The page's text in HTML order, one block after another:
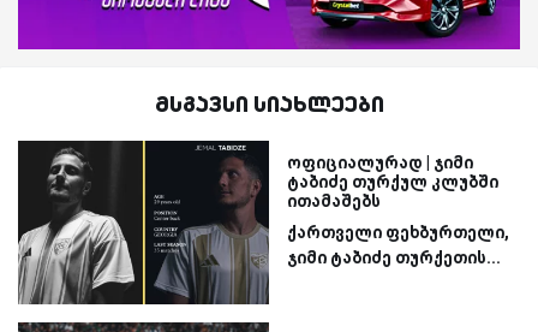
მსგავსი სიახლეები
ოფიციალურად | ჯიმი
ტაბიძე თურქულ კლუბში
ითამაშებს
ქართველი ფეხბურთელი,
ჯიმი ტაბიძე თურქეთის...